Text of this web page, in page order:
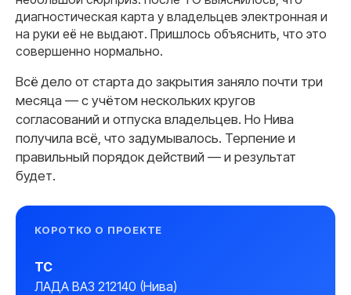
диагностическая карта у владельцев электронная и
на руки её не выдают. Пришлось объяснить, что это
совершенно нормально.
Всё дело от старта до закрытия заняло почти три
месяца — с учётом нескольких кругов
согласований и отпуска владельцев. Но Нива
получила всё, что задумывалось. Терпение и
правильный порядок действий — и результат
будет.
КОРОТКО О ПРОЕКТЕ
ТС
ЛАДА ВАЗ 212140 (Нива)